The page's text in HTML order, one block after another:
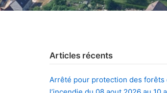
Articles récents
Arrêté pour protection des forêts